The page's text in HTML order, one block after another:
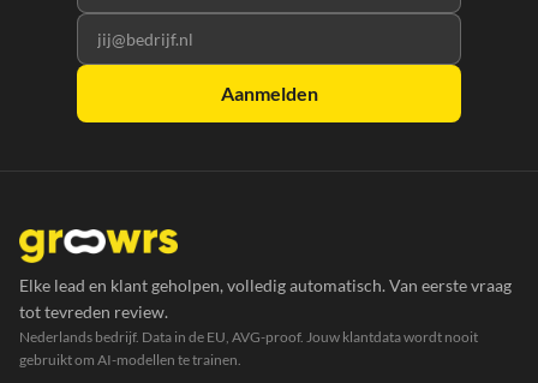
Aanmelden
Elke lead en klant geholpen, volledig automatisch. Van eerste vraag
tot tevreden review.
Nederlands bedrijf. Data in de EU, AVG-proof. Jouw klantdata wordt nooit
gebruikt om AI-modellen te trainen.